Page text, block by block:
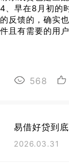
4、早在8月初的
的反馈的，确实
件且有需要的用
568
易借好贷到
2026.03.31